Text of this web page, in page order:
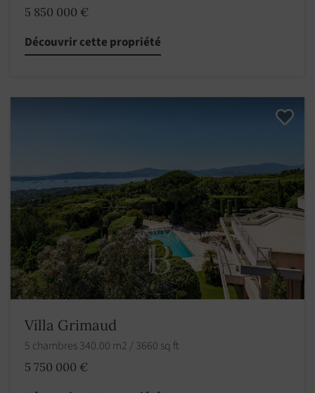
5 850 000 €
Découvrir cette propriété
Villa Grimaud
5 chambres 340.00 m2 / 3660 sq ft
5 750 000 €